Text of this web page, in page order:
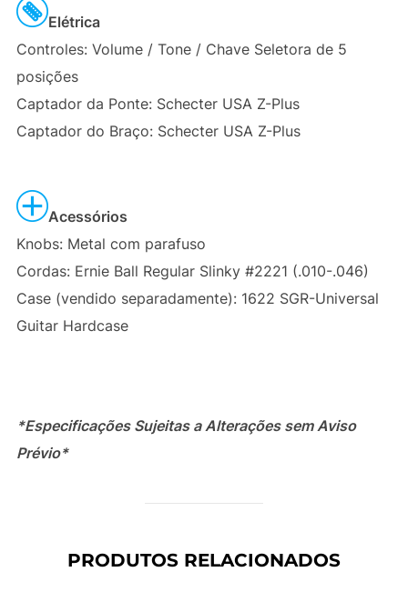
Elétrica
Controles: Volume / Tone / Chave Seletora de 5
posições
Captador da Ponte: Schecter USA Z-Plus
Captador do Braço: Schecter USA Z-Plus
Acessórios
Knobs: Metal com parafuso
Cordas: Ernie Ball Regular Slinky #2221 (.010-.046)
Case (vendido separadamente): 1622 SGR-Universal
Guitar Hardcase
*Especificações Sujeitas a Alterações sem Aviso
Prévio*
PRODUTOS RELACIONADOS